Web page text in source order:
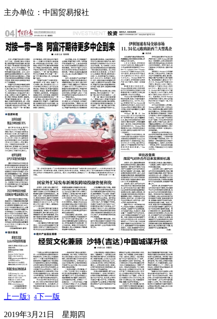
主办单位：中国贸易报社
上一版3 4下一版
2019年3月21日 星期 四